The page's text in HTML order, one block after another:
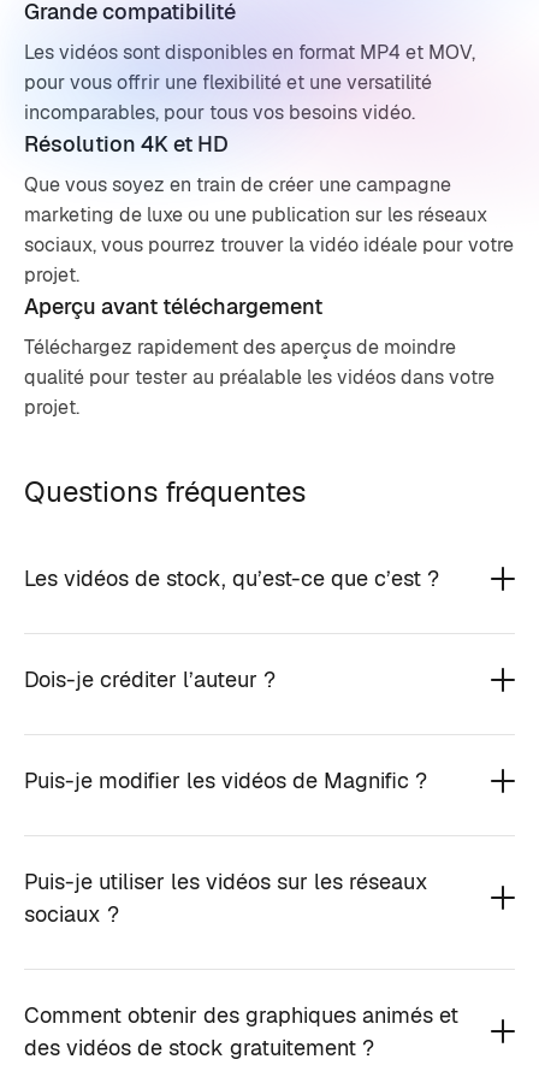
Grande compatibilité
Les vidéos sont disponibles en format MP4 et MOV,
pour vous offrir une flexibilité et une versatilité
incomparables, pour tous vos besoins vidéo.
Résolution 4K et HD
Que vous soyez en train de créer une campagne
marketing de luxe ou une publication sur les réseaux
sociaux, vous pourrez trouver la vidéo idéale pour votre
projet.
Aperçu avant téléchargement
Téléchargez rapidement des aperçus de moindre
qualité pour tester au préalable les vidéos dans votre
projet.
Questions fréquentes
Les vidéos de stock, qu’est-ce que c’est ?
Dois-je créditer l’auteur ?
Puis-je modifier les vidéos de Magnific ?
Puis-je utiliser les vidéos sur les réseaux
sociaux ?
Comment obtenir des graphiques animés et
des vidéos de stock gratuitement ?